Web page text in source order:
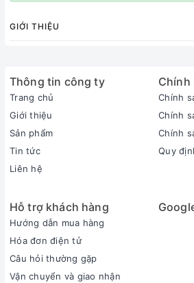
GIỚI THIỆU
Thông tin công ty
Trang chủ
Giới thiệu
Sản phẩm
Tin tức
Liên hệ
Chính
Chính
Chính
Chính
Quy
Hỗ trợ khách hàng
Hướng dẫn mua hàng
Hóa đơn điện tử
Câu hỏi thường gặp
Vận chuyển và giao nhận